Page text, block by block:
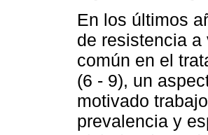
En los últimos
de resistencia
común en el
(6 - 9), un
motivado
prevalencia y